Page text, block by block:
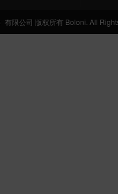
限公司 版权所有 Boloni. All